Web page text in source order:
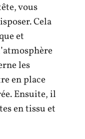
vous
Cela
et
les
en place
Ensuite, il
en tissu et